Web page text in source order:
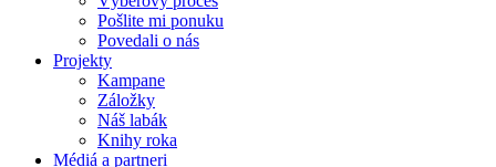
Pošlite mi ponuku
Povedali o nás
Projekty
Kampane
Záložky
Náš labák
Knihy roka
Médiá a partneri